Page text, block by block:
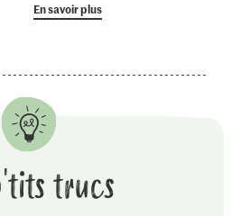
En savoir plus
trucs